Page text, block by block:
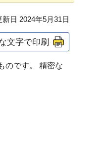
日 2024年5月31日
文字で印刷
のです。 精密な